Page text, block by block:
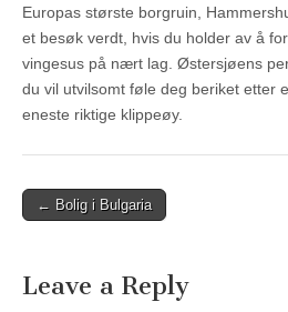
Europas største borgruin,
et besøk verdt, hvis du holder av å
vingesus på nært lag. Østersjøens
du vil utvilsomt føle deg beriket etter
eneste riktige klippeøy.
Post
← Bolig i Bulgaria
Leave a Reply